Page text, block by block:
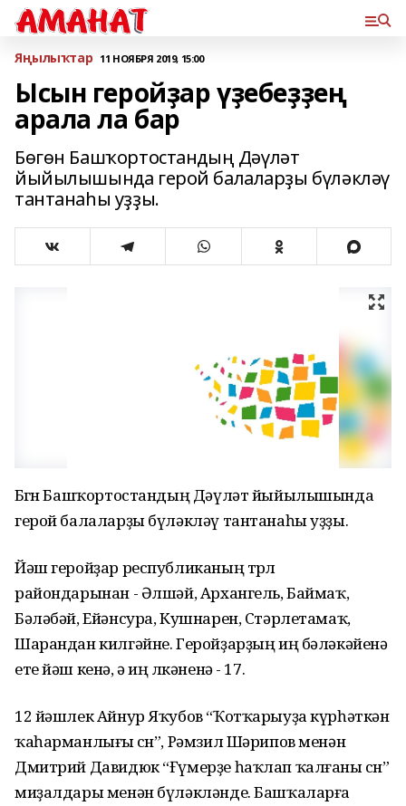
Яңылыҡтар 11 НОЯБРЯ 2019, 15:00
Ысын геройҙар үҙебеҙҙең
арала ла бар
Бөгөн Башҡортостандың Дәүләт
йыйылышында герой балаларҙы бүләкләү
тантанаһы уҙҙы.
Бөгөн Башҡортостандың Дәүләт йыйылышында
герой балаларҙы бүләкләү тантанаһы уҙҙы.
Йәш геройҙар республиканың төрлө
райондарынан - Әлшәй, Архангель, Баймаҡ,
Бәләбәй, Ейәнсура, Кушнарен, Стәрлетамаҡ,
Шарандан килгәйне. Геройҙарҙың иң бәләкәйенә
ете йәш кенә, ә иң өлкәненә - 17.
12 йәшлек Айнур Яҡубов “Ҡотҡарыуҙа күрһәткән
ҡаһарманлығы өсөн”, Рәмзил Шәрипов менән
Дмитрий Давидюк “Ғүмерҙе һаҡлап ҡалғаны өсөн”
миҙалдары менән бүләкләнде. Башҡаларға